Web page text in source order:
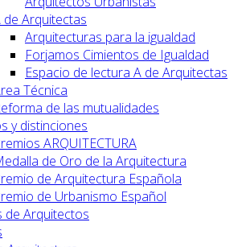
de Arquitectas
Arquitecturas para la igualdad
Forjamos Cimientos de Igualdad
Espacio de lectura A de Arquitectas
Técnica
de las mutualidades
y distinciones
ARQUITECTURA
de Oro de la Arquitectura
de Arquitectura Española
de Urbanismo Español
de Arquitectos